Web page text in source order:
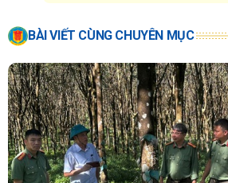
BÀI VIẾT CÙNG CHUYÊN MỤC